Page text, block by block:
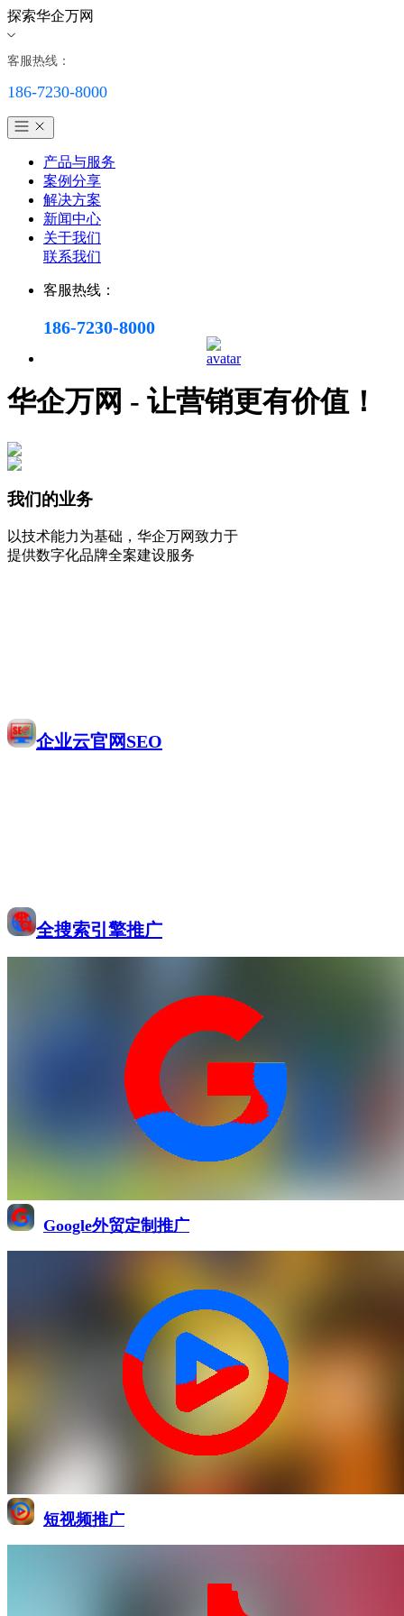
探索华企万网
客服热线：
186-7230-8000
产品与服务
案例分享
解决方案
新闻中心
关于我们
联系我们
客服热线：
186-7230-8000
华企万网 - 让营销更有价值！
我们的业务
以技术能力为基础，华企万网致力于
提供数字化品牌全案建设服务
企业云官网SEO
全搜索引擎推广
Google外贸定制推广
短视频推广